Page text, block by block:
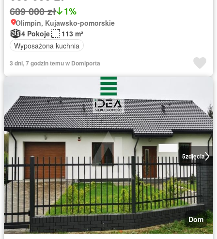
689 000 zł 1%
Olimpin, Kujawsko-pomorskie
4 Pokoje
113 m²
Wyposażona kuchnia
3 dni, 7 godzin temu w Domiporta
5zdjęcia
Dom